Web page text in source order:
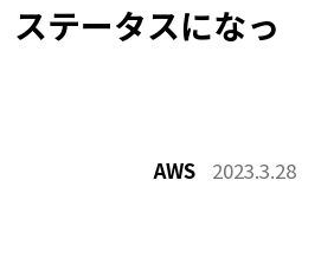
Cloud
ステータスになっ
AWS 2023.3.28